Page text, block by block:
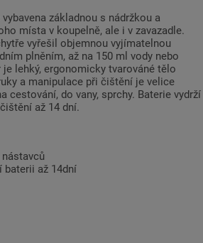
základnou s nádržkou a
místa v koupelně, ale i v zavazadle.
vyřešil objemnou vyjímatelnou
plněním, až na 150 ml vody nebo
lehký, ergonomicky tvarováné tělo
a manipulace při čištění je velice
cestování, do vany, sprchy. Baterie vydrží
až 14 dní.
baterii až 14dní